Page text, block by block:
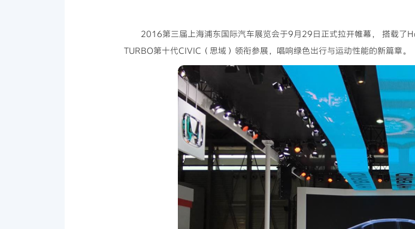
2016第三届上海浦东国际汽车展览会于9月29日正式拉开帷幕， 搭载了
TURBO第十代CIVIC（思域）领衔参展，唱响绿色出行与运动性能的新篇章。